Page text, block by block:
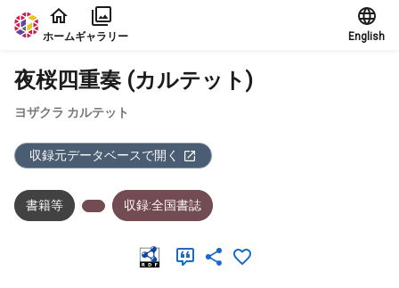
本文に飛ぶ
ホームギャラリー English
夜桜四重奏 (カルテット)
ヨザクラ カルテット
収録元データベースで開く
書籍等 収録:全国書誌